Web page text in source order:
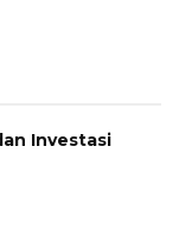
Investasi